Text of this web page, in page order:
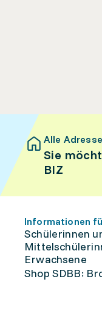
Alle
Sie
BIZ
Informationen
Schülerinnen
Erwachsene
Shop SDBB: